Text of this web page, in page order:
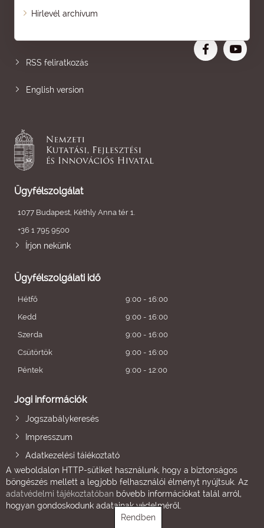
Hírlevél archívum
Oldaltérkép
RSS feliratkozás
English version
Ügyfélszolgálat
1077 Budapest, Kéthly Anna tér 1.
+36 1 795 9500
Írjon nekünk
Ügyfélszolgálati idő
Hétfő
9:00 - 16:00
Kedd
9:00 - 16:00
Szerda
9:00 - 16:00
Csütörtök
9:00 - 16:00
Péntek
9:00 - 12:00
Jogi információk
Jogszabálykeresés
Impresszum
Adatkezelési tájékoztató
A weboldalon HTTP-sütiket használunk, hogy a biztonságos
böngészés mellett a legjobb felhasználói élményt nyújtsuk. Az
adatvédelmi tájékoztatóban bővebb információkat talál arról,
hogyan gondoskodunk adatainak védelméről.
Rendben